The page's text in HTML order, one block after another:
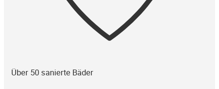
Über 50 sanierte Bäder